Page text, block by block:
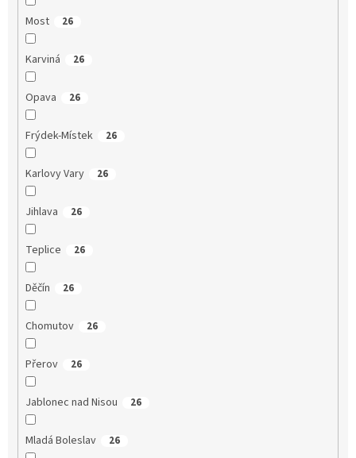
Most 26
Karviná 26
Opava 26
Frýdek-Místek 26
Karlovy Vary 26
Jihlava 26
Teplice 26
Děčín 26
Chomutov 26
Přerov 26
Jablonec nad Nisou 26
Mladá Boleslav 26